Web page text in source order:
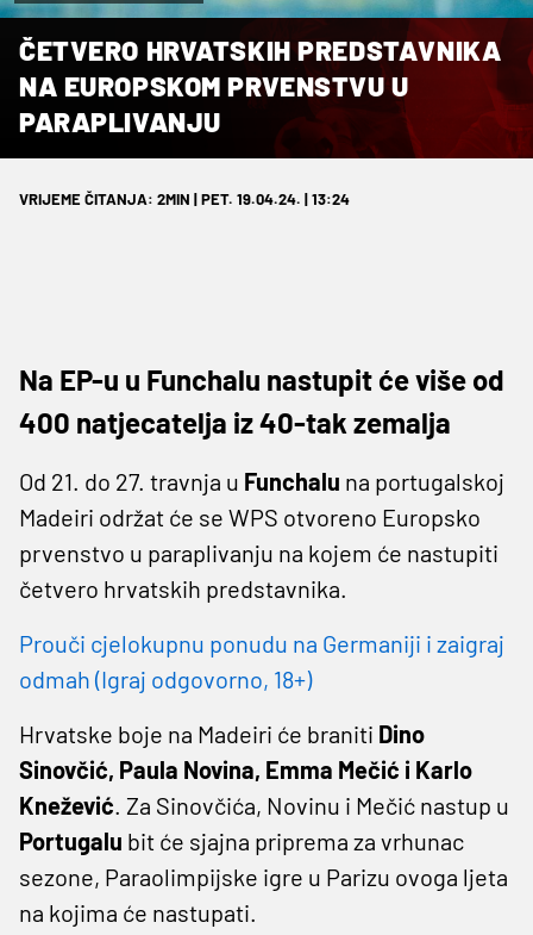
ČETVERO HRVATSKIH PREDSTAVNIKA
NA EUROPSKOM PRVENSTVU U
PARAPLIVANJU
VRIJEME ČITANJA: 2MIN | PET. 19.04.24. | 13:24
Na EP-u u Funchalu nastupit će više od
400 natjecatelja iz 40-tak zemalja
Od 21. do 27. travnja u Funchalu na portugalskoj
Madeiri održat će se WPS otvoreno Europsko
prvenstvo u paraplivanju na kojem će nastupiti
četvero hrvatskih predstavnika.
Prouči cjelokupnu ponudu na Germaniji i zaigraj
odmah (Igraj odgovorno, 18+)
Hrvatske boje na Madeiri će braniti Dino
Sinovčić, Paula Novina, Emma Mečić i Karlo
Knežević. Za Sinovčića, Novinu i Mečić nastup u
Portugalu bit će sjajna priprema za vrhunac
sezone, Paraolimpijske igre u Parizu ovoga ljeta
na kojima će nastupati.